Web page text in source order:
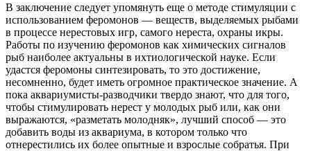
В заключение следует упомянуть еще о методе стимуляции с
использованием феромонов — веществ, выделяемых рыбами
в процессе нерестовых игр, самого нереста, охраны икры.
Работы по изучению феромонов как химических сигналов
рыб наиболее актуальны в ихтиологической науке. Если
удастся феромоны синтезировать, то это достижение,
несомненно, будет иметь огромное практическое значение. А
пока аквариумисты-разводчики твердо знают, что для того,
чтобы стимулировать нерест у молодых рыб или, как они
выражаются, «разметать молодняк», лучший способ — это
добавить воды из аквариума, в котором только что
отнерестились их более опытные и взрослые собратья. При